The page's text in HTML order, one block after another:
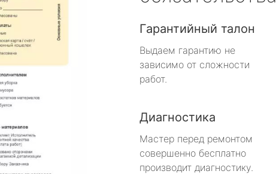
Гарантийный талон
Выдаем гарантию не
зависимо от сложности
работ.
Диагностика
Мастер перед ремонтом
совершенно бесплатно
производит диагностику.